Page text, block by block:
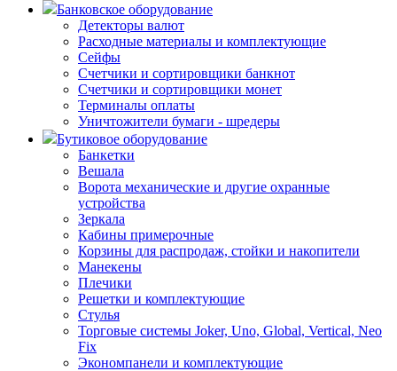
Банковское оборудование
Детекторы валют
Расходные материалы и комплектующие
Сейфы
Счетчики и сортировщики банкнот
Счетчики и сортировщики монет
Терминалы оплаты
Уничтожители бумаги - шредеры
Бутиковое оборудование
Банкетки
Вешала
Ворота механические и другие охранные
устройства
Зеркала
Кабины примерочные
Корзины для распродаж, стойки и накопители
Манекены
Плечики
Решетки и комплектующие
Стулья
Торговые системы Joker, Uno, Global, Vertical, Neo
Fix
Экономпанели и комплектующие